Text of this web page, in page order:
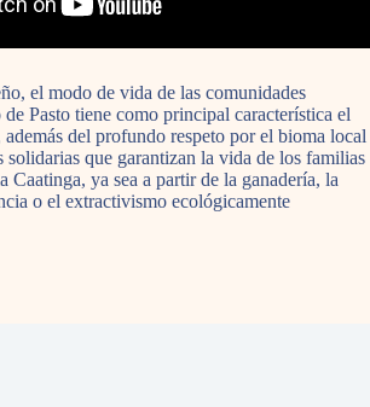
el modo de vida de las comunidades
Pasto tiene como principal característica el
del profundo respeto por el bioma local
solidarias que garantizan la vida de los familias
Caatinga, ya sea a partir de la ganadería, la
o el extractivismo ecológicamente